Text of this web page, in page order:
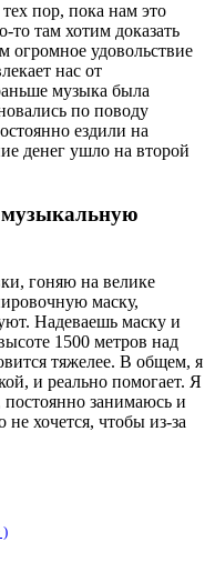
пор, пока нам это
то там хотим доказать
огромное удовольствие
нас от
музыка была
по поводу
ездили на
денег ушло на второй
гоняю на велике
маску,
Надеваешь маску и
1500 метров над
тяжелее. В общем, я
и реально помогает. Я
постоянно занимаюсь и
не хочется, чтобы из-за
)